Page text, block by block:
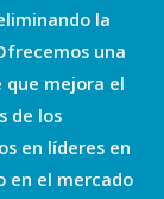
la
una
que mejora el
de los
en líderes en
en el mercado